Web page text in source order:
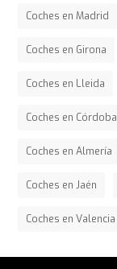
Coches en Madrid
Coches en Girona
Coches en Lleida
Coches en Córdoba
Coches en Almería
Coches en Jaén
Coches en Valencia